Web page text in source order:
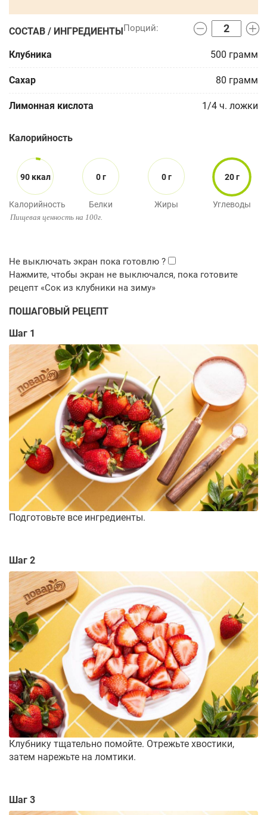
СОСТАВ / ИНГРЕДИЕНТЫ
Клубника 500 грамм
Сахар 80 грамм
Лимонная кислота 1/4 ч. ложки
Калорийность
90 ккал
Калорийность
0 г
Белки
0 г
Жиры
20 г
Углеводы
Пищевая ценность на 100г.
ПОШАГОВЫЙ РЕЦЕПТ
Шаг 1
Подготовьте все ингредиенты.
Шаг 2
Клубнику тщательно помойте. Отрежьте хвостики,
затем нарежьте на ломтики.
Шаг 3